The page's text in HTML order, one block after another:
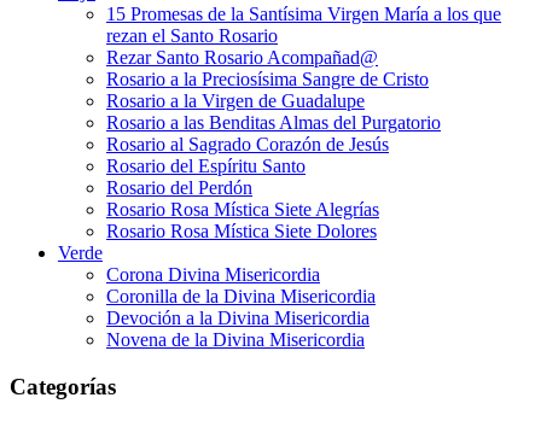
15 Promesas de la Santísima Virgen María a los que
rezan el Santo Rosario
Rezar Santo Rosario Acompañad@
Rosario a la Preciosísima Sangre de Cristo
Rosario a la Virgen de Guadalupe
Rosario a las Benditas Almas del Purgatorio
Rosario al Sagrado Corazón de Jesús
Rosario del Espíritu Santo
Rosario del Perdón
Rosario Rosa Mística Siete Alegrías
Rosario Rosa Mística Siete Dolores
Verde
Corona Divina Misericordia
Coronilla de la Divina Misericordia
Devoción a la Divina Misericordia
Novena de la Divina Misericordia
Categorías